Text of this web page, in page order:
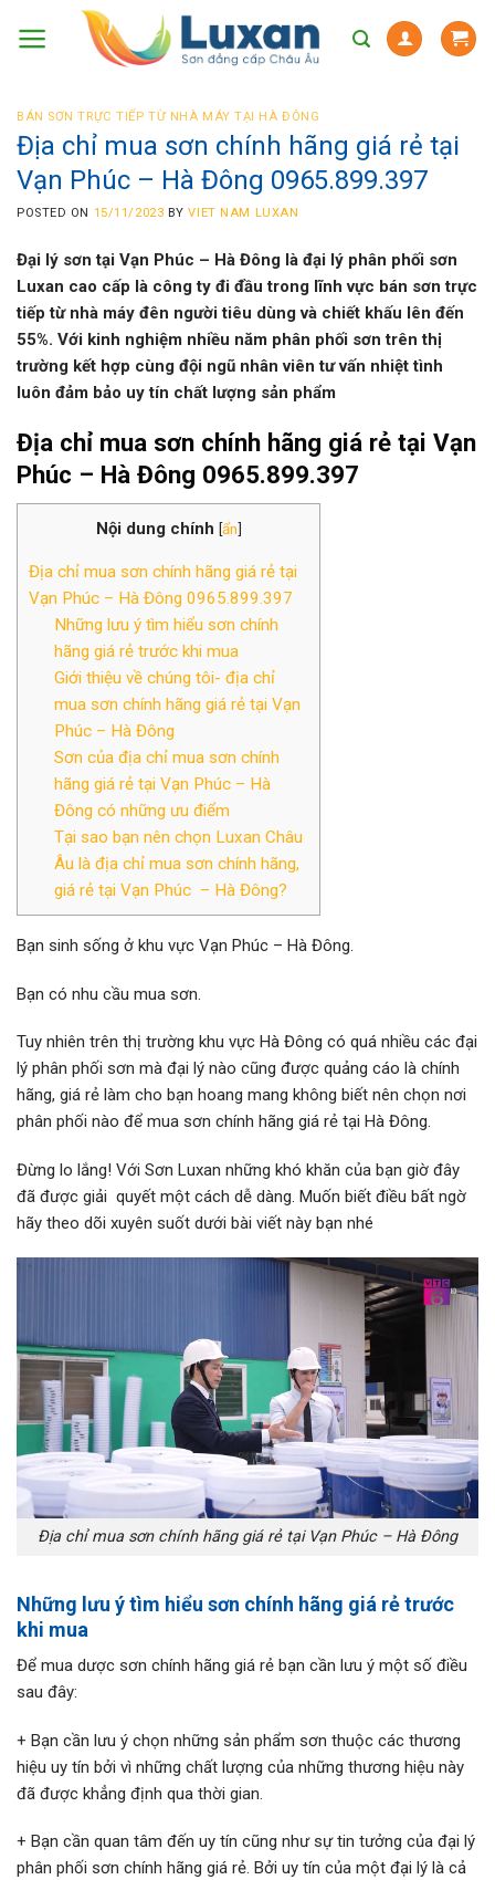
BÁN SƠN TRỰC TIẾP TỪ NHÀ MÁY TẠI HÀ ĐÔNG
Địa chỉ mua sơn chính hãng giá rẻ tại
Vạn Phúc – Hà Đông 0965.899.397
POSTED ON 15/11/2023 BYVIET NAM LUXAN
Đại lý sơn tại Vạn Phúc – Hà Đông là đại lý phân phối sơn
Luxan cao cấp là công ty đi đầu trong lĩnh vực bán sơn trực
tiếp từ nhà máy đên người tiêu dùng và chiết khấu lên đến
55%. Với kinh nghiệm nhiều năm phân phối sơn trên thị
trường kết hợp cùng đội ngũ nhân viên tư vấn nhiệt tình
luôn đảm bảo uy tín chất lượng sản phẩm
Địa chỉ mua sơn chính hãng giá rẻ tại Vạn
Phúc – Hà Đông 0965.899.397
Nội dung chính [ẩn]
Địa chỉ mua sơn chính hãng giá rẻ tại
Vạn Phúc – Hà Đông 0965.899.397
Những lưu ý tìm hiểu sơn chính
hãng giá rẻ trước khi mua
Giới thiệu về chúng tôi- địa chỉ
mua sơn chính hãng giá rẻ tại Vạn
Phúc – Hà Đông
Sơn của địa chỉ mua sơn chính
hãng giá rẻ tại Vạn Phúc – Hà
Đông có những ưu điểm
Tại sao bạn nên chọn Luxan Châu
Âu là địa chỉ mua sơn chính hãng,
giá rẻ tại Vạn Phúc – Hà Đông?
Bạn sinh sống ở khu vực Vạn Phúc – Hà Đông.
Bạn có nhu cầu mua sơn.
Tuy nhiên trên thị trường khu vực Hà Đông có quá nhiều các đại
lý phân phối sơn mà đại lý nào cũng được quảng cáo là chính
hãng, giá rẻ làm cho bạn hoang mang không biết nên chọn nơi
phân phối nào để mua sơn chính hãng giá rẻ tại Hà Đông.
Đừng lo lắng! Với Sơn Luxan những khó khăn của bạn giờ đây
đã được giải quyết một cách dễ dàng. Muốn biết điều bất ngờ
hãy theo dõi xuyên suốt dưới bài viết này bạn nhé
Địa chỉ mua sơn chính hãng giá rẻ tại Vạn Phúc – Hà Đông
Những lưu ý tìm hiểu sơn chính hãng giá rẻ trước
khi mua
Để mua dược sơn chính hãng giá rẻ bạn cần lưu ý một số điều
sau đây:
+ Bạn cần lưu ý chọn những sản phẩm sơn thuộc các thương
hiệu uy tín bởi vì những chất lượng của những thương hiệu này
đã được khẳng định qua thời gian.
+ Bạn cần quan tâm đến uy tín cũng như sự tin tưởng của đại lý
phân phối sơn chính hãng giá rẻ. Bởi uy tín của một đại lý là cả